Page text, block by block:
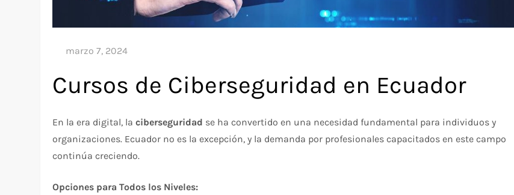
Cursos de Ciberseguridad en Ecuador
En la era digital, laciberseguridad se ha convertido en una necesidad fundamental para individuos y
organizaciones. Ecuador no es la excepción, y la demanda por profesionales capacitados en este campo
continúa creciendo.
Opciones para Todos los Niveles: